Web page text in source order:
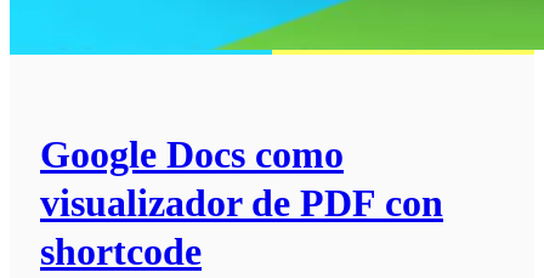
Google Docs como
visualizador de PDF con
shortcode